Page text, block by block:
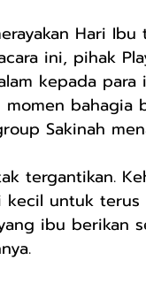
Hari
ini, pihak
kepada
bahagia
Sakinah
tergantikan.
untuk
ibu berikan